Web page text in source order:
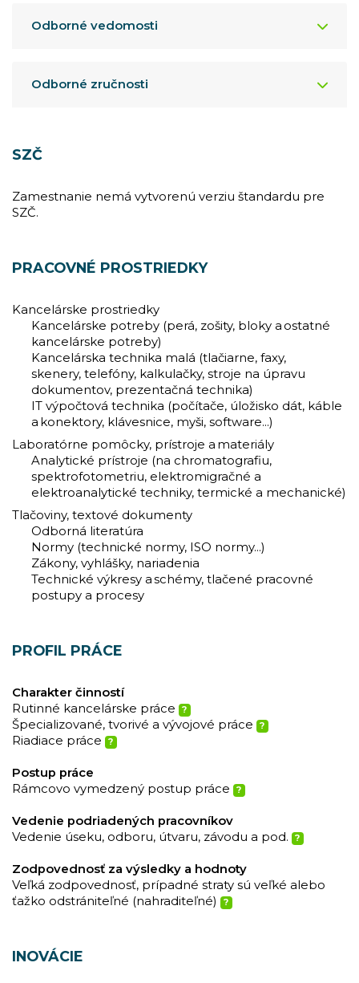
Odborné vedomosti
Odborné zručnosti
SZČ
Zamestnanie nemá vytvorenú verziu štandardu pre
SZČ.
PRACOVNÉ PROSTRIEDKY
Kancelárske prostriedky
Kancelárske potreby (perá, zošity, bloky a ostatné
kancelárske potreby)
Kancelárska technika malá (tlačiarne, faxy,
skenery, telefóny, kalkulačky, stroje na úpravu
dokumentov, prezentačná technika)
IT výpočtová technika (počítače, úložisko dát, káble
a konektory, klávesnice, myši, software...)
Laboratórne pomôcky, prístroje a materiály
Analytické prístroje (na chromatografiu,
spektrofotometriu, elektromigračné a
elektroanalytické techniky, termické a mechanické)
Tlačoviny, textové dokumenty
Odborná literatúra
Normy (technické normy, ISO normy...)
Zákony, vyhlášky, nariadenia
Technické výkresy a schémy, tlačené pracovné
postupy a procesy
PROFIL PRÁCE
Charakter činností
Rutinné kancelárske práce
?
Špecializované, tvorivé a vývojové práce ?
Riadiace práce ?
Postup práce
Rámcovo vymedzený postup práce
?
Vedenie podriadených pracovníkov
Vedenie úseku, odboru, útvaru, závodu a pod.
?
Zodpovednosť za výsledky a hodnoty
Veľká zodpovednosť, prípadné straty sú veľké alebo
ťažko odstrániteľné (nahraditeľné)
?
INOVÁCIE